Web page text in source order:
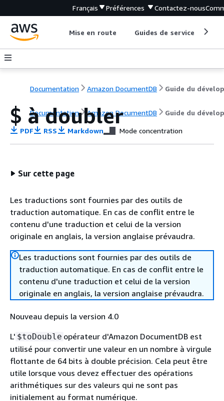
Français Préférences Contactez-nous
Mise en route Guides de service
Documentation Amazon DocumentDB
Documentation Amazon DocumentDB Guide du
$ à doubler
PDF RSS Markdown Mode concentration
Sur cette page
Les traductions sont fournies par des outils de
traduction automatique. En cas de conflit entre le
contenu d'une traduction et celui de la version
originale en anglais, la version anglaise prévaudra.
Les traductions sont fournies par des outils de
traduction automatique. En cas de conflit entre le
contenu d'une traduction et celui de la version
originale en anglais, la version anglaise prévaudra.
Nouveau depuis la version 4.0
L' $toDouble opérateur d'Amazon DocumentDB est
utilisé pour convertir une valeur en un nombre à virgule
flottante de 64 bits à double précision. Cela peut être
utile lorsque vous devez effectuer des opérations
arithmétiques sur des valeurs qui ne sont pas
initialement au format numérique.